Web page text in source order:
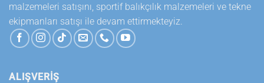
malzemeleri satışını, sportif balıkçılık malzemeleri ve tekne
ekipmanları satışı ile devam ettirmekteyiz.
ALIŞVERİŞ